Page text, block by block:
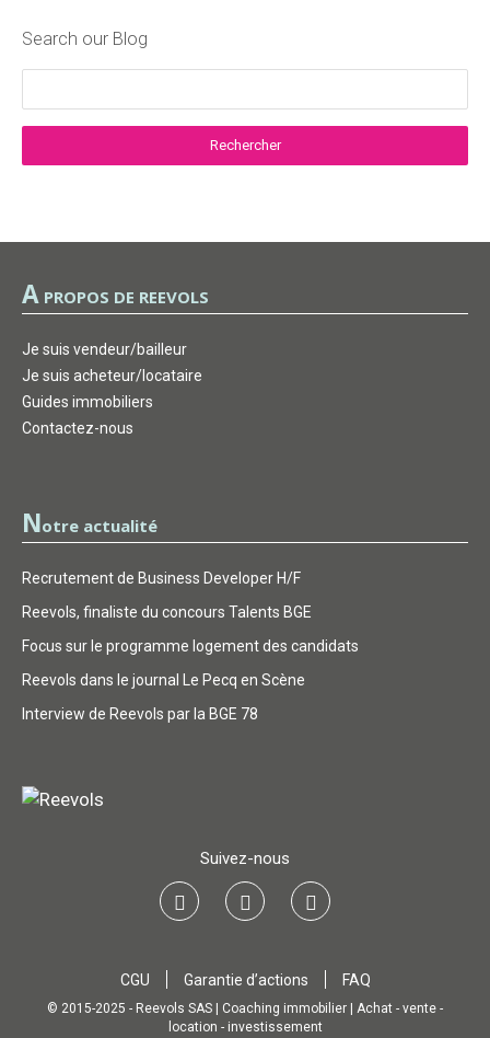
Search our Blog
A PROPOS DE REEVOLS
Je suis vendeur/bailleur
Je suis acheteur/locataire
Guides immobiliers
Contactez-nous
Notre actualité
Recrutement de Business Developer H/F
Reevols, finaliste du concours Talents BGE
Focus sur le programme logement des candidats
Reevols dans le journal Le Pecq en Scène
Interview de Reevols par la BGE 78
Suivez-nous
CGU Garantie d’actions FAQ
© 2015-2025 - Reevols SAS | Coaching immobilier | Achat - vente -
location - investissement